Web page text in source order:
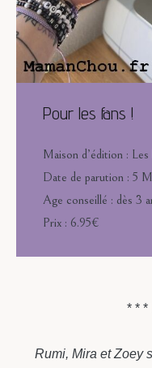
Pour les fans !
Maison d’édition :
Date de parution : 5
Age conseillé : dès 3
Prix : 6.95€
* * *
Rumi, Mira et Zoey